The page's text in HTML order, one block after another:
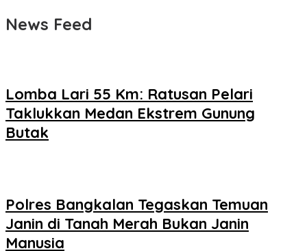
News Feed
Lomba Lari 55 Km: Ratusan Pelari
Taklukkan Medan Ekstrem Gunung
Butak
Polres Bangkalan Tegaskan Temuan
Janin di Tanah Merah Bukan Janin
Manusia